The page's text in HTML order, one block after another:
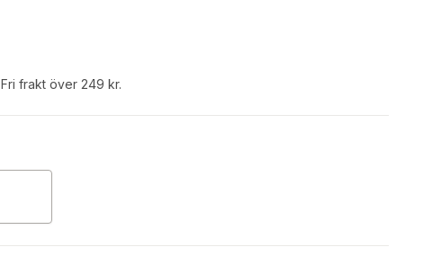
Fri frakt över 249 kr.